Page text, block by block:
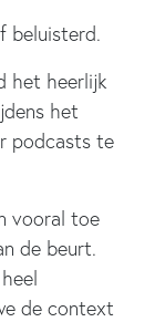
beluisterd.
het heerlijk
het
podcasts te
vooral toe
de beurt.
de context